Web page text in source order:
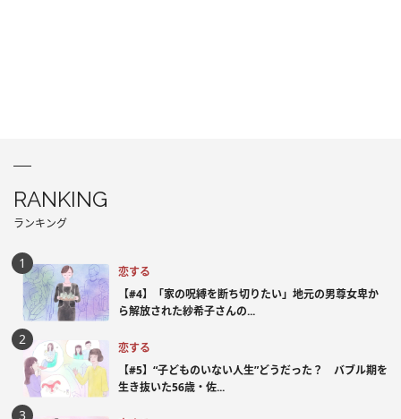
RANKING
ランキング
恋する
【#4】「家の呪縛を断ち切りたい」地元の男尊女卑か
ら解放された紗希子さんの...
恋する
【#5】“子どものいない人生”どうだった？ バブル期を
生き抜いた56歳・佐...